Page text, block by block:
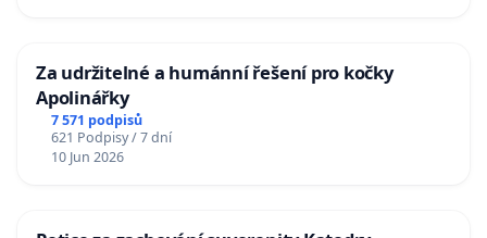
Za udržitelné a humánní řešení pro kočky
Apolinářky
7 571 podpisů
621 Podpisy / 7 dní
10 Jun 2026